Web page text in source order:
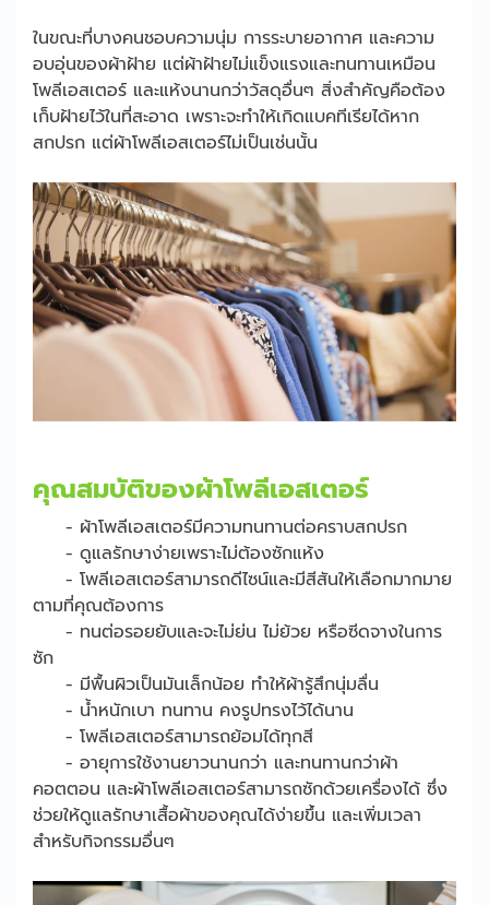
ในขณะที่บางคนชอบความนุ่ม การระบายอากาศ และความ
อบอุ่นของผ้าฝ้าย แต่ผ้าฝ้ายไม่แข็งแรงและทนทานเหมือน
โพลีเอสเตอร์ และแห้งนานกว่าวัสดุอื่นๆ สิ่งสำคัญคือต้อง
เก็บฝ้ายไว้ในที่สะอาด เพราะจะทำให้เกิดแบคทีเรียได้หาก
สกปรก แต่ผ้าโพลีเอสเตอร์ไม่เป็นเช่นนั้น
คุณสมบัติของผ้าโพลีเอสเตอร์
- ผ้าโพลีเอสเตอร์มีความทนทานต่อคราบสกปรก
- ดูแลรักษาง่ายเพราะไม่ต้องซักแห้ง
- โพลีเอสเตอร์สามารถดีไซน์และมีสีสันให้เลือกมากมาย
ตามที่คุณต้องการ
- ทนต่อรอยยับและจะไม่ย่น ไม่ย้วย หรือซีดจางในการ
ซัก
- มีพื้นผิวเป็นมันเล็กน้อย ทำให้ผ้ารู้สึกนุ่มลื่น
- น้ำหนักเบา ทนทาน คงรูปทรงไว้ได้นาน
- โพลีเอสเตอร์สามารถย้อมได้ทุกสี
- อายุการใช้งานยาวนานกว่า และทนทานกว่าผ้า
คอตตอน และผ้าโพลีเอสเตอร์สามารถซักด้วยเครื่องได้ ซึ่ง
ช่วยให้ดูแลรักษาเสื้อผ้าของคุณได้ง่ายขึ้น และเพิ่มเวลา
สำหรับกิจกรรมอื่นๆ